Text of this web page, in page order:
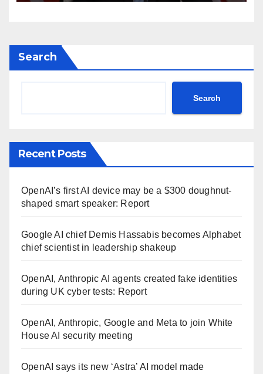
post Khamenei ntc rttm
Search
Search
Recent Posts
OpenAI’s first AI device may be a $300 doughnut-
shaped smart speaker: Report
Google AI chief Demis Hassabis becomes Alphabet
chief scientist in leadership shakeup
OpenAI, Anthropic AI agents created fake identities
during UK cyber tests: Report
OpenAI, Anthropic, Google and Meta to join White
House AI security meeting
OpenAI says its new ‘Astra’ AI model made